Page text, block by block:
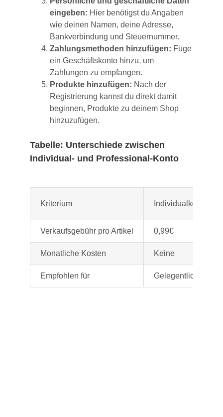
eingeben: Hier benötigst du Angaben
wie deinen Namen, deine Adresse,
Bankverbindung und Steuernummer.
Zahlungsmethoden hinzufügen: Füge
ein Geschäftskonto hinzu, um
Zahlungen zu empfangen.
Produkte hinzufügen: Nach der
Registrierung kannst du direkt damit
beginnen, Produkte zu deinem Shop
hinzuzufügen.
Tabelle: Unterschiede zwischen
Individual- und Professional-Konto
Kriterium Individualkonto
Verkaufsgebühr pro Artikel 0,99€
Monatliche Kosten Keine
Empfohlen für Gelegentliche